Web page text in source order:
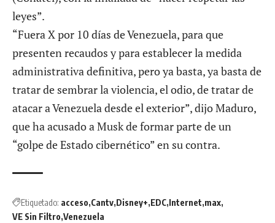
leyes”.
“FueraXpor 10 días de Venezuela, para que
presenten recaudos y para establecer la medida
administrativa definitiva, pero ya basta, ya basta de
tratar de sembrar la violencia, el odio, de tratar de
atacar a Venezuela desde el exterior”, dijo Maduro,
que ha acusado a Musk de formar parte de un
“golpe de Estado cibernético” en su contra.
Etiquetado: acceso Cantv Disney+ EDC Internet max
VE Sin Filtro Venezuela